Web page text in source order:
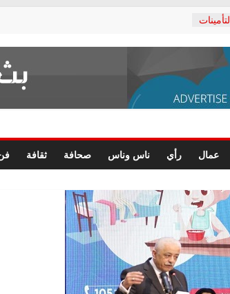
بكشف
إلى
ويؤكد:
عمال رأي ناس وناس صحافة ثقافة